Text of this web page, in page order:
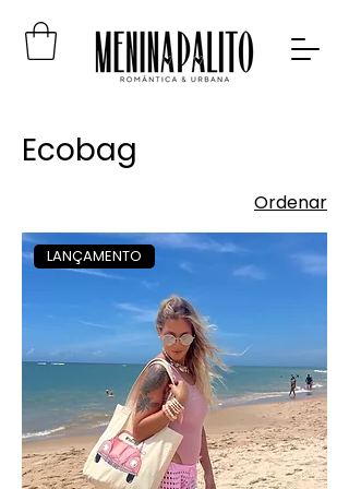
Ecobag
Ordenar
LANÇAMENTO